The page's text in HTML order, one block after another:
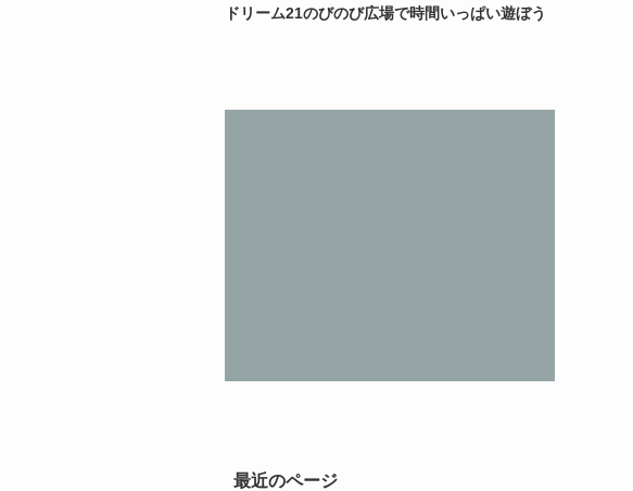
ドリーム21のびのび広場で時間いっぱい遊ぼう
最近のページ